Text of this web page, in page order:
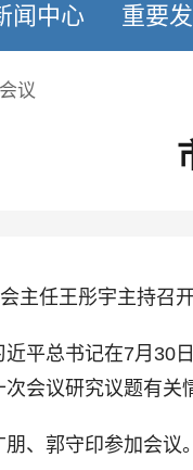
闻中心 重要
议
任王彤宇主持召
总书记在7月30日
会议研究议题有
、郭守印参加会议